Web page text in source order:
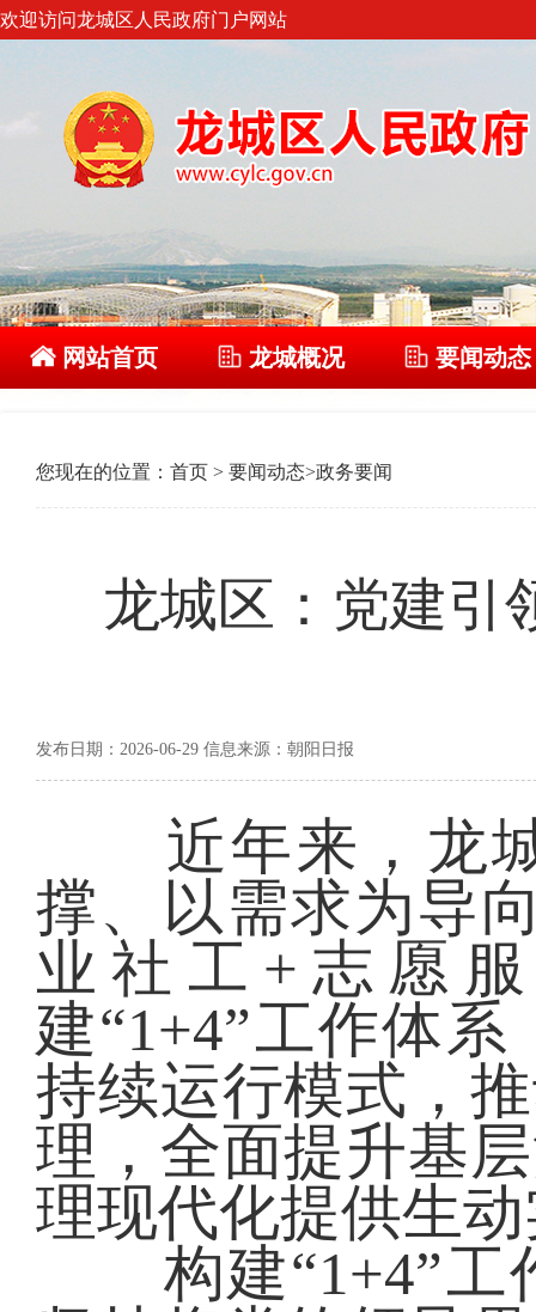
欢迎访问龙城区人民政府门户网站
网站首页 龙城概况 要闻动态
您现在的位置： 首页 > 要闻动态>政务要闻
龙城区：党建引
发布日期：2026-06-29 信息来源：朝阳日报
近年来，龙城
撑、以需求为导
业社工+志愿
建“1+4”工作体
持续运行模式，
理，全面提升基
理现代化提供生
构建“1+4”工